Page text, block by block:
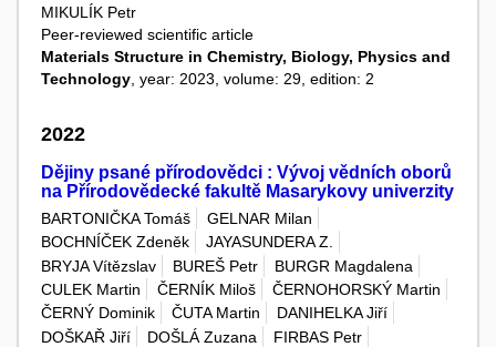
MIKULÍK Petr
Peer-reviewed scientific article
Materials Structure in Chemistry, Biology, Physics and
Technology, year: 2023, volume: 29, edition: 2
2022
Dějiny psané přírodovědci : Vývoj vědních oborů
na Přírodovědecké fakultě Masarykovy univerzity
BARTONIČKA Tomáš
GELNAR Milan
BOCHNÍČEK Zdeněk
JAYASUNDERA Z.
BRYJA Vítězslav
BUREŠ Petr
BURGR Magdalena
CULEK Martin
ČERNÍK Miloš
ČERNOHORSKÝ Martin
ČERNÝ Dominik
ČUTA Martin
DANIHELKA Jiří
DOŠKAŘ Jiří
DOŠLÁ Zuzana
FIRBAS Petr